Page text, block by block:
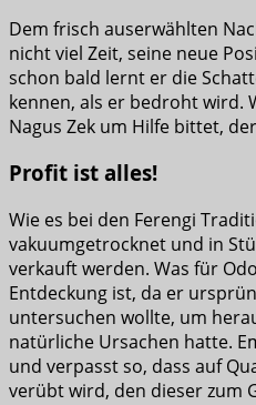
Dem frisch auserwählten
nicht viel Zeit, seine neue
schon bald lernt er die
kennen, als er bedroht wird.
Nagus Zek um Hilfe bittet,
Profit ist alles!
Wie es bei den Ferengi
vakuumgetrocknet und in
verkauft werden. Was für
Entdeckung ist, da er
untersuchen wollte, um
natürliche Ursachen hatte.
und verpasst so, dass auf
verübt wird, den dieser zum